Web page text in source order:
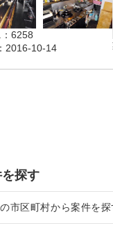
6258
2016-10-14
探す
市区町村から案件を探